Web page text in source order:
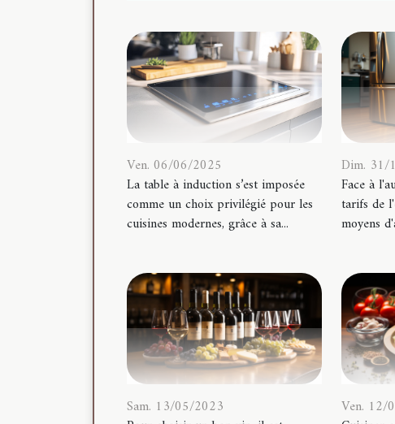
Ven. 06/06/2025
La table à induction s’est imposée
comme un choix privilégié pour les
cuisines modernes, grâce à sa...
Dim.
Face à
tarifs de
moyens
Sam. 13/05/2023
Ven. 12/